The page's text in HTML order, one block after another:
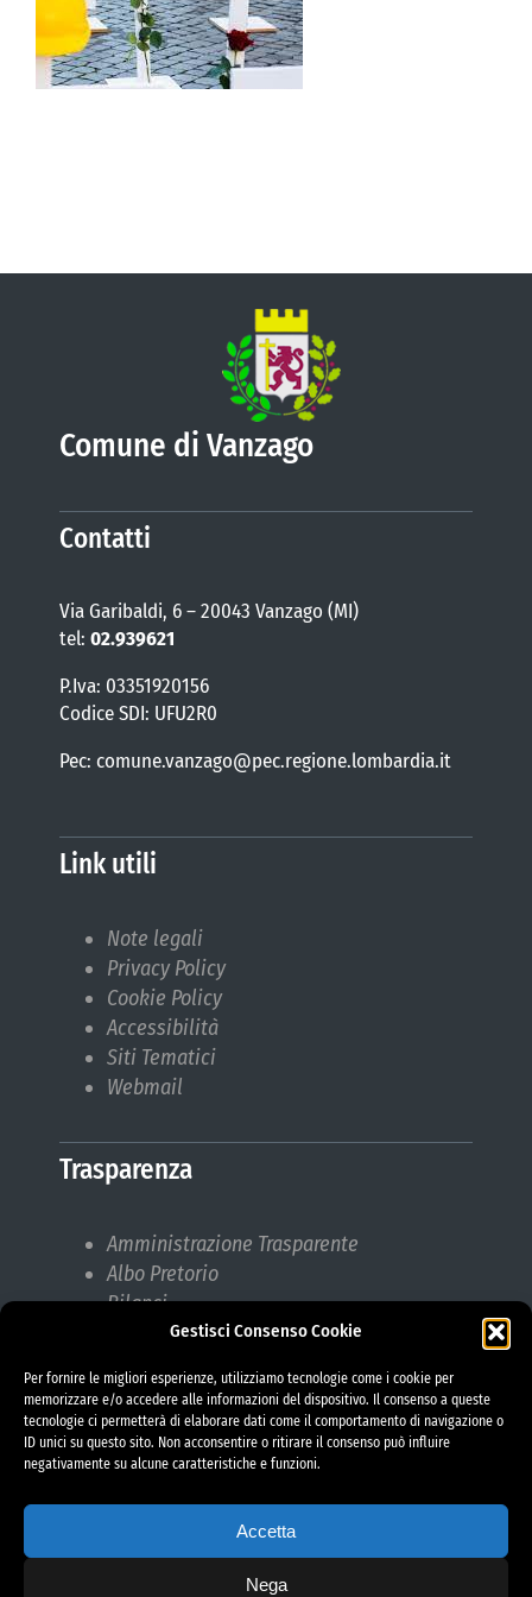
Gestisci Consenso Cookie
Per fornire le migliori esperienze, utilizziamo tecnologie come i cookie per
memorizzare e/o accedere alle informazioni del dispositivo. Il consenso a queste
tecnologie ci permetterà di elaborare dati come il comportamento di navigazione o
ID unici su questo sito. Non acconsentire o ritirare il consenso può influire
negativamente su alcune caratteristiche e funzioni.
Accetta
Nega
VIVERE VANZAGO
Comune di Vanzago
Contatti
Via Garibaldi, 6 – 20043 Vanzago (MI)
tel: 02.939621
P.Iva: 03351920156
Codice SDI: UFU2R0
Pec: comune.vanzago@pec.regione.lombardia.it
Link utili
Note legali
Privacy Policy
Cookie Policy
Accessibilità
Siti Tematici
Webmail
Trasparenza
Amministrazione Trasparente
Albo Pretorio
Bilanci
Bandi di gara
Responsabile protezione dati (RPD)